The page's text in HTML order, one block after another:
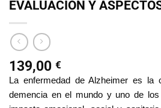
EVALUACIÓN Y
139,00 €
La enfermedad de Alzheimer es la
demencia en el mundo y uno de